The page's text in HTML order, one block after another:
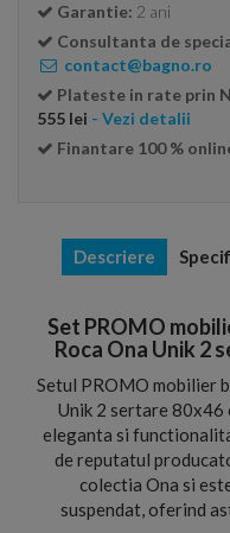
Garantie: 2 ani
Consultanta de
contact@bagno.ro
Plateste in rate prin
555 lei - Vezi detalii
Finantare 100 %
Descriere
Set PROMO
Roca Ona Unik 2
Setul PROMO mobilier
Unik 2 sertare 80x46
eleganta si
de reputatul
colectia Ona si
suspendat, oferind